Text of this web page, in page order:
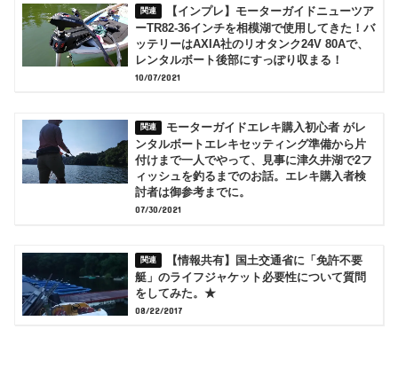
【インプレ】モーターガイドニューツア
ーTR82-36インチを相模湖で使用してきた！バ
ッテリーはAXIA社のリオタンク24V 80Aで、
レンタルボート後部にすっぽり収まる！
10/07/2021
モーターガイドエレキ購入初心者 がレ
ンタルボートエレキセッティング準備から片
付けまで一人でやって、見事に津久井湖で2フ
ィッシュを釣るまでのお話。エレキ購入者検
討者は御参考までに。
07/30/2021
【情報共有】国土交通省に「免許不要
艇」のライフジャケット必要性について質問
をしてみた。★
08/22/2017